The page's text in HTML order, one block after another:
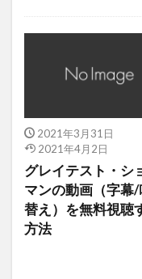
2021年3月31日
2021年4月2日
グレイテスト・シ
マンの動画（字幕/
替え）を無料視聴
方法